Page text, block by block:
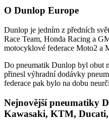
O Dunlop Europe
Dunlop je jedním z předních
Race Team, Honda Racing a
motocyklové federace Moto2 a
Do pneumatik Dunlop byl obut
přinesl výhradní dodávky
federace pak bylo na dobu
Nejnovější pneumatiky
Kawasaki, KTM,